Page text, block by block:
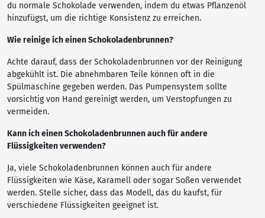
du normale Schokolade verwenden, indem du etwas Pflanzenöl
hinzufügst, um die richtige Konsistenz zu erreichen.
Wie reinige ich einen Schokoladenbrunnen?
Achte darauf, dass der Schokoladenbrunnen vor der Reinigung
abgekühlt ist. Die abnehmbaren Teile können oft in die
Spülmaschine gegeben werden. Das Pumpensystem sollte
vorsichtig von Hand gereinigt werden, um Verstopfungen zu
vermeiden.
Kann ich einen Schokoladenbrunnen auch für andere
Flüssigkeiten verwenden?
Ja, viele Schokoladenbrunnen können auch für andere
Flüssigkeiten wie Käse, Karamell oder sogar Soßen verwendet
werden. Stelle sicher, dass das Modell, das du kaufst, für
verschiedene Flüssigkeiten geeignet ist.